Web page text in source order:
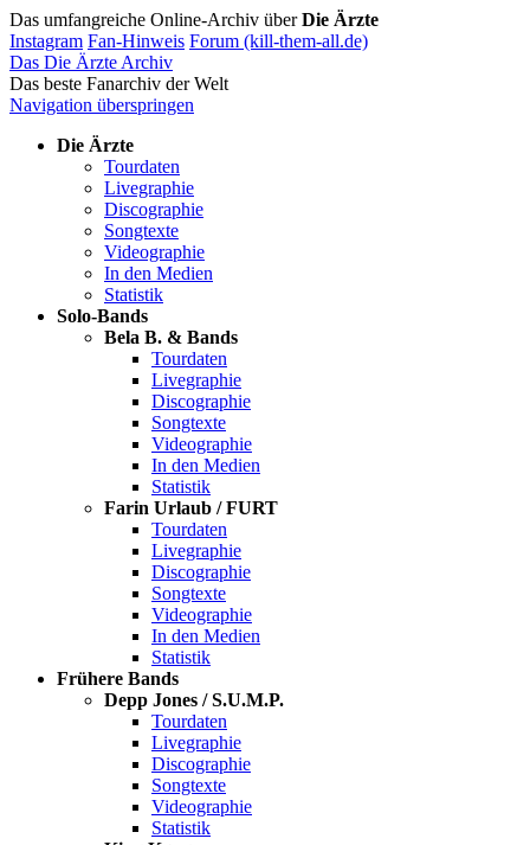
Das umfangreiche Online-Archiv überDie Ärzte
Instagram Fan-Hinweis Forum (kill-them-all.de)
Das Die Ärzte Archiv
Das beste Fanarchiv der Welt
Navigation überspringen
Die Ärzte
Tourdaten
Livegraphie
Discographie
Songtexte
Videographie
In den Medien
Statistik
Solo-Bands
Bela B. & Bands
Tourdaten
Livegraphie
Discographie
Songtexte
Videographie
In den Medien
Statistik
Farin Urlaub / FURT
Tourdaten
Livegraphie
Discographie
Songtexte
Videographie
In den Medien
Statistik
Frühere Bands
Depp Jones / S.U.M.P.
Tourdaten
Livegraphie
Discographie
Songtexte
Videographie
Statistik